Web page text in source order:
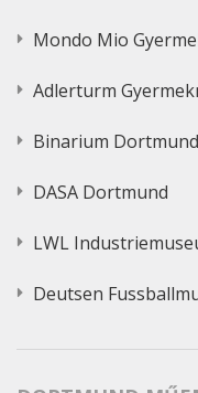
Mondo Mio
Adlerturm
Binarium Dortmund
DASA Dortmund
LWL
Deutsen